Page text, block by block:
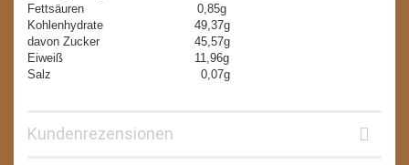
Fettsäuren 0,85g
Kohlenhydrate 49,37g
davon Zucker 45,57g
Eiweiß 11,96g
Salz 0,07g
Kundenrezensionen